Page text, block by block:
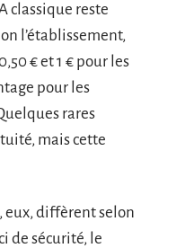
classique reste
l’établissement,
€ et 1 € pour les
pour les
rares
mais cette
, eux, diffèrent selon
de sécurité, le